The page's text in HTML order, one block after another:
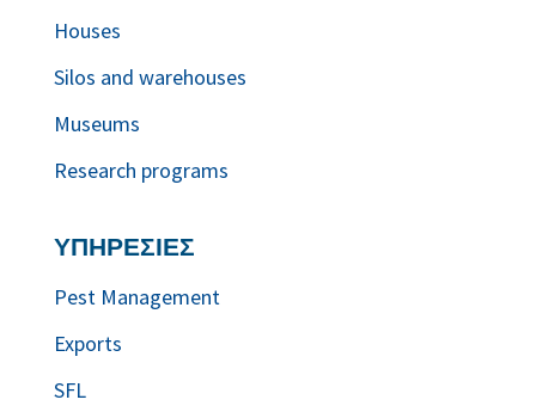
Houses
Silos and warehouses
Museums
Research programs
ΥΠΗΡΕΣΙΕΣ
Pest Management
Exports
SFL